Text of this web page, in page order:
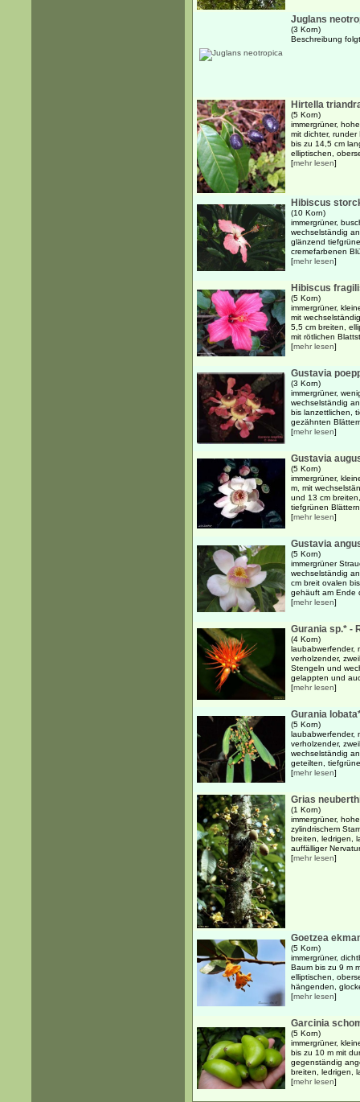
Juglans
(3 Korn)
Beschreibung
Hirtella
(5 Korn)
immergrüner,
mit dichter,
bis zu 14,5 cm
elliptischen,
[mehr lesen]
Hibiscus
(10 Korn)
immergrüner,
wechselständig
glänzend
cremefarbenen
[mehr lesen]
Hibiscus
(5 Korn)
immergrüner,
mit
5,5 cm breiten,
mit rötlichen
[mehr lesen]
Gustavia
(3 Korn)
immergrüner,
wechselständig
bis lanzettlichen,
gezähnten
[mehr lesen]
Gustavia
(5 Korn)
immergrüner,
m, mit
und 13 cm
tiefgrünen
[mehr lesen]
Gustavia
(5 Korn)
immergrüner
wechselständig
cm breit ovalen
gehäuft am Ende
[mehr lesen]
Gurania sp.* -
(4 Korn)
laubabwerfender,
verholzender,
Stengeln und
gelappten und
[mehr lesen]
Gurania
(5 Korn)
laubabwerfender,
verholzender,
wechselständig
geteilten,
[mehr lesen]
Grias
(1 Korn)
immergrüner,
zylindrischem
breiten, ledrigen,
auffälliger
[mehr lesen]
Goetzea
(5 Korn)
immergrüner,
Baum bis zu 9 m
elliptischen,
hängenden,
[mehr lesen]
Garcinia
(5 Korn)
immergrüner,
bis zu 10 m mit
gegenständig
breiten, ledrigen,
[mehr lesen]